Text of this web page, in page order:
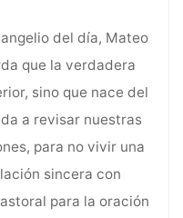
del día, Mateo
que la verdadera
sino que nace del
a revisar nuestras
para no vivir una
sincera con
para la oración